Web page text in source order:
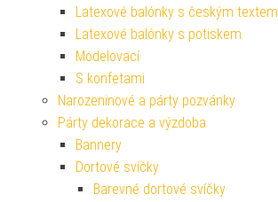
Latexové balónky s českým textem
Latexové balónky s potiskem
Modelovací
S konfetami
Narozeninové a párty pozvánky
Párty dekorace a výzdoba
Bannery
Dortové svíčky
Barevné dortové svíčky